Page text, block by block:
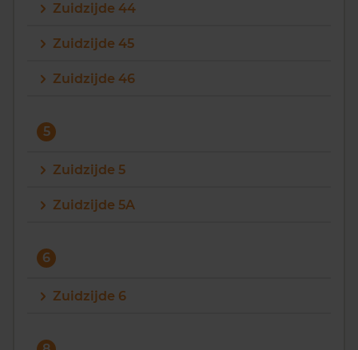
Zuidzijde 44
Zuidzijde 45
Zuidzijde 46
5
Zuidzijde 5
Zuidzijde 5A
6
Zuidzijde 6